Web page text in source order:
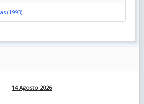
(1993)
14 Agosto 2026